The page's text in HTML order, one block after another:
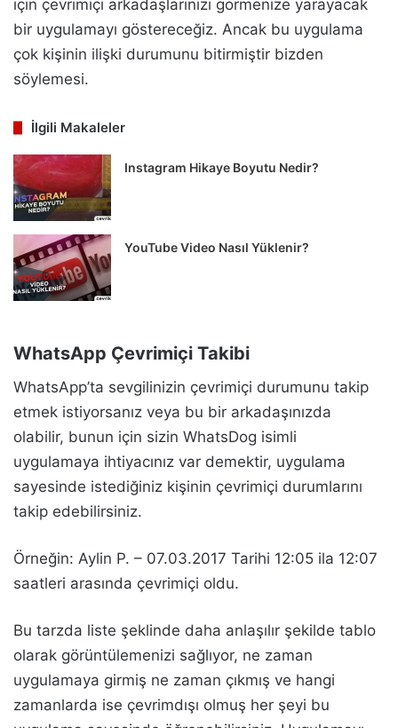
için çevrimiçi arkadaşlarınızı görmenize yarayacak
bir uygulamayı göstereceğiz. Ancak bu uygulama
çok kişinin ilişki durumunu bitirmiştir bizden
söylemesi.
İlgili Makaleler
Instagram Hikaye Boyutu Nedir?
YouTube Video Nasıl Yüklenir?
WhatsApp Çevrimiçi Takibi
WhatsApp’ta sevgilinizin çevrimiçi durumunu takip
etmek istiyorsanız veya bu bir arkadaşınızda
olabilir, bunun için sizin WhatsDog isimli
uygulamaya ihtiyacınız var demektir, uygulama
sayesinde istediğiniz kişinin çevrimiçi durumlarını
takip edebilirsiniz.
Örneğin: Aylin P. – 07.03.2017 Tarihi 12:05 ila 12:07
saatleri arasında çevrimiçi oldu.
Bu tarzda liste şeklinde daha anlaşılır şekilde tablo
olarak görüntülemenizi sağlıyor, ne zaman
uygulamaya girmiş ne zaman çıkmış ve hangi
zamanlarda ise çevrimdışı olmuş her şeyi bu